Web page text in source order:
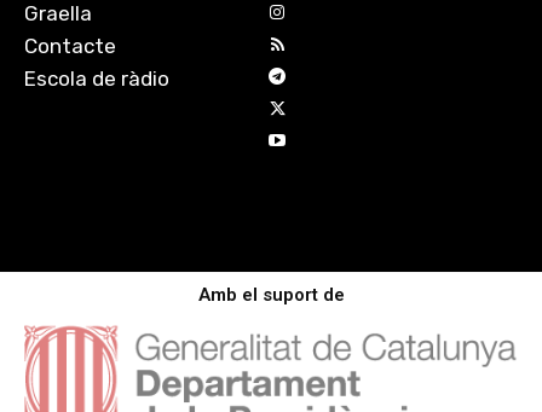
Graella
Contacte
Escola de ràdio
Amb el suport de